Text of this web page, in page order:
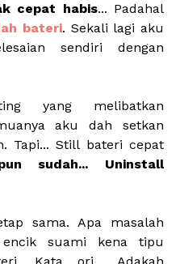
cepat habis... Padahal
bateri. Sekali lagi aku
sendiri dengan
yang melibatkan
aku dah setkan
Tapi... Still bateri cepat
sudah... Uninstall
sama. Apa masalah
encik suami kena tipu